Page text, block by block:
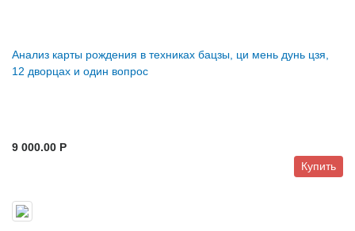
Анализ карты рождения в техниках бацзы, ци мень дунь цзя,
12 дворцах и один вопрос
9 000.00 P
Купить